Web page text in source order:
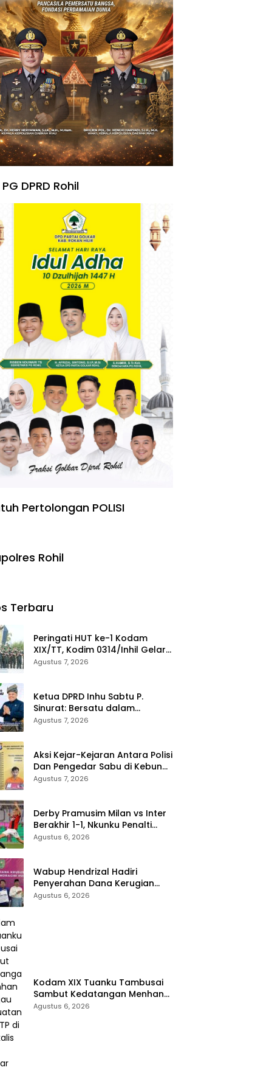
DPRD Rohil
Pertolongan POLISI
Rohil
Terbaru
Peringati HUT ke-1 Kodam
XIX/TT, Kodim 0314/Inhil Gelar
Ziarah Rombongan
Agustus 7, 2026
Ketua DPRD Inhu Sabtu P.
Sinurat: Bersatu dalam
Keberagaman, Maju dalam
Agustus 7, 2026
Aksi Kejar-Kejaran Antara Polisi
Dan Pengedar Sabu di Kebun
Sawit, Satresnarkoba Polres
Agustus 7, 2026
Derby Pramusim Milan vs Inter
Berakhir 1-1, Nkunku Penalti
Selamatkan Rossoneri
Agustus 6, 2026
Wabup Hendrizal Hadiri
Penyerahan Dana Kerugian
Negara Rp1,86 Miliar Kasus
Agustus 6, 2026
Kodam XIX Tuanku Tambusai
Sambut Kedatangan Menhan
RI, Tinjau Penguatan Yonif TP di
Agustus 6, 2026